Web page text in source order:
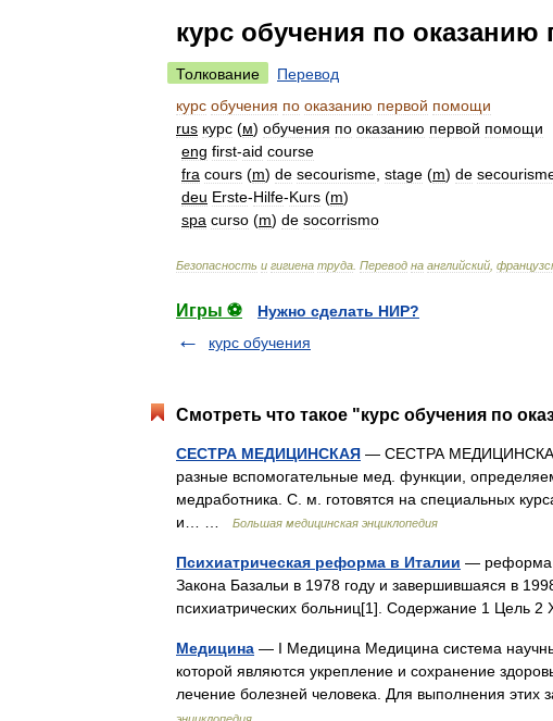
курс обучения по
Толкование
Перевод
курс обучения по оказанию первой помощи
rus курс (м) обучения по оказанию первой помощи
eng first-aid course
fra cours (m) de secourisme stage (m) de
deu Erste-Hilfe-Kurs (m)
spa curso (m) de socorrismo
Безопасность и гигиена труда Перевод на английский
Игры ⚽
Нужно сделать НИР?
курс обучения
Смотреть что такое "курс обучения по
СЕСТРА МЕДИЦИНСКАЯ — СЕСТРА
разные вспомогательные мед. функции,
медработника. С. м. готовятся на специальных
и… …
Большая медицинская энциклопедия
Психиатрическая реформа в Италии — реформа
Закона Базальи в 1978 году и завершившаяся в
психиатрических больниц[1]. Содержание 1
Медицина — I Медицина Медицина система
которой являются укрепление и сохранение
лечение болезней человека. Для выполнения